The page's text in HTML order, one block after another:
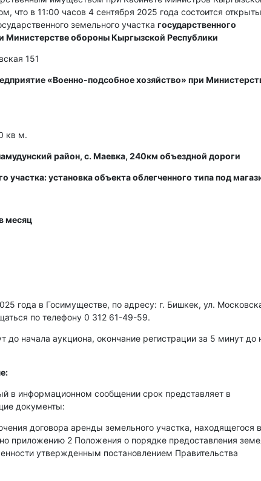
что в 11:00 часов 4 сентября 2025 года состоится
земельного участка государственного
Министерстве обороны Кыргызской Республики
151
«Военно-подсобное хозяйство» при
кв м.
район, с. Маевка, 240км объездной дороги
участка: установка объекта облегченного типа под
месяц
года в Госимуществе, по адресу: г. Бишкек, ул.
по телефону 0 312 61-49-59.
до начала аукциона, окончание регистрации за 5 минут до
в информационном сообщении срок представляет в
документы:
договора аренды земельного участка, находящегося в
приложению 2 Положения о порядке предоставления
утвержденным постановлением Правительства